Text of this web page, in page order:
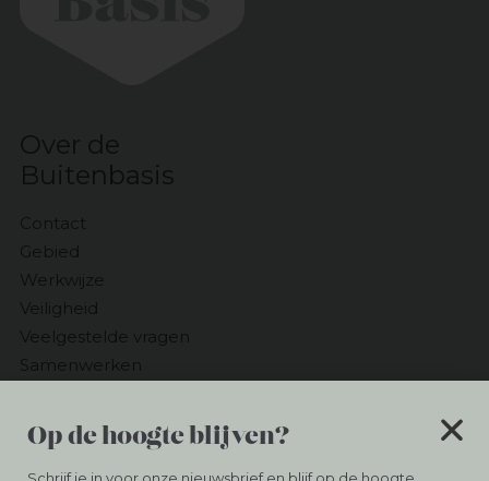
Over de
Buitenbasis
Contact
Gebied
Werkwijze
Veiligheid
Veelgestelde vragen
Samenwerken
Ontvang
de Nieuwsbrief
Op de hoogte blijven?